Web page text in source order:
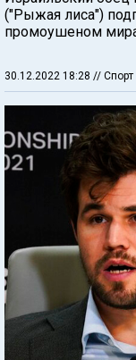
("Рыжая лиса")
промоушеном
30.12.2022 18:28 // Спорт